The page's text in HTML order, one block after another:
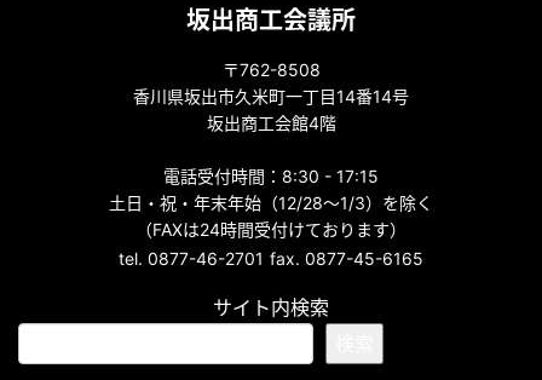
坂出商工会議所
〒762-8508
香川県坂出市久米町一丁目14番14号
坂出商工会館4階
電話受付時間：8:30 - 17:15
土日・祝・年末年始（12/28～1/3）を除く
（FAXは24時間受付けております）
tel. 0877-46-2701 fax. 0877-45-6165
サイト内検索